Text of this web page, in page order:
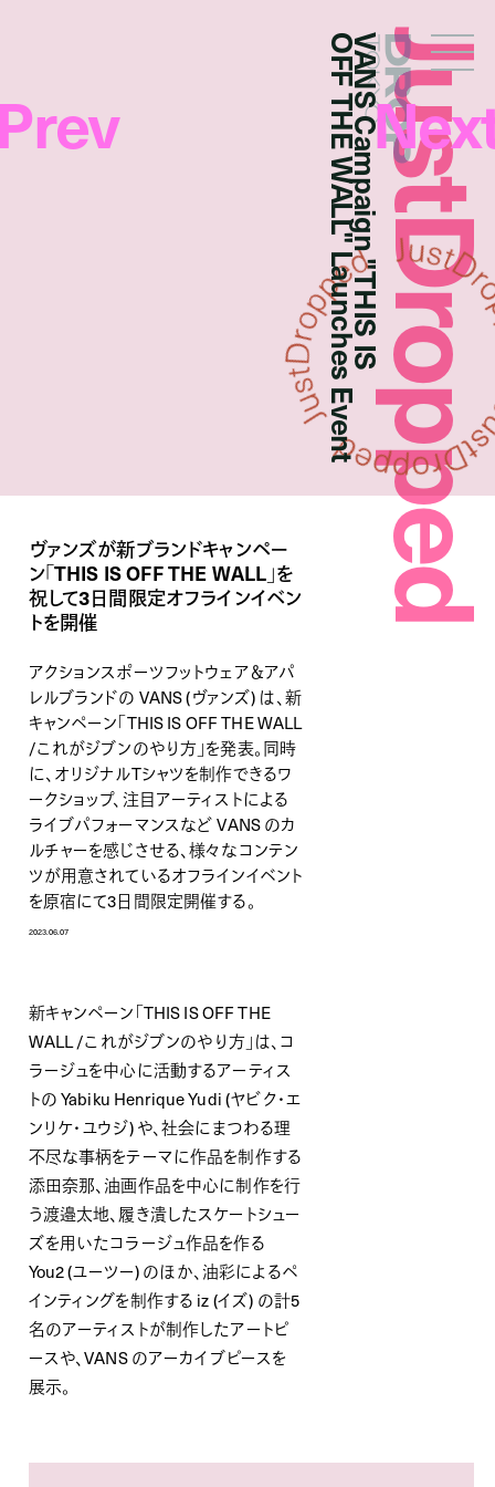
Droptokyo
VANS Campaign "THIS IS
OFF THE WALL" Launches Event
ヴァンズが新ブランドキャンペー
ン「THIS IS OFF THE WALL」を
祝して3日間限定オフラインイベン
トを開催
アクションスポーツフットウェア＆アパ
レルブランドの VANS (ヴァンズ) は、新
キャンペーン「THIS IS OFF THE WALL
/これがジブンのやり方」を発表。同時
に、オリジナルTシャツを制作できるワ
ークショップ、注目アーティストによる
ライブパフォーマンスなど VANS のカ
ルチャーを感じさせる、様々なコンテン
ツが用意されているオフラインイベント
を原宿にて3日間限定開催する。
2023.06.07
新キャンペーン「THIS IS OFF THE
WALL /これがジブンのやり方」は、コ
ラージュを中心に活動するアーティス
トのYabiku Henrique Yudi (ヤビク・エ
ンリケ・ユウジ)や、社会にまつわる理
不尽な事柄をテーマに作品を制作する
添⽥奈那、油画作品を中心に制作を行
う渡邉太地、履き潰したスケートシュー
ズを用いたコラージュ作品を作る
You2 (ユーツー) のほか、油彩によるペ
インティングを制作する iz (イズ) の計5
名のアーティストが制作したアートピ
ースや、VANSのアーカイブピースを
展示。